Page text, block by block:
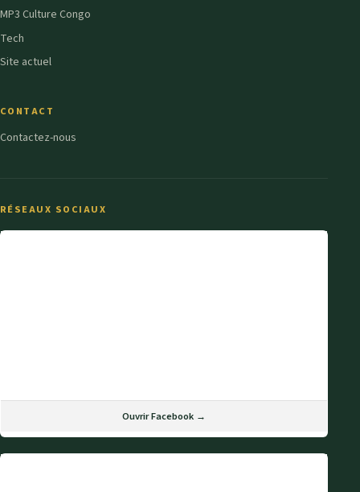
MP3 Culture Congo
Tech
Site actuel
CONTACT
Contactez-nous
RÉSEAUX SOCIAUX
Ouvrir Facebook →